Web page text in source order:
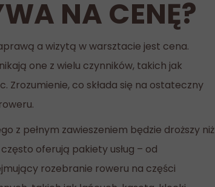
NA CENĘ?
a wizytą w warsztacie jest cena.
one z wielu czynników, takich jak
Zrozumienie, co składa się na ostateczny
z pełnym zawieszeniem będzie droższy niż
oferują pakiety usług – od
rozebranie roweru na części